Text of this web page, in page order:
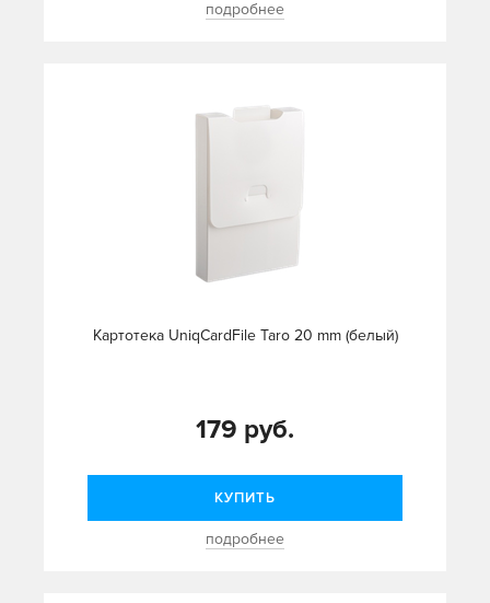
подробнее
Картотека UniqCardFile Taro 20 mm (белый)
179 руб.
КУПИТЬ
подробнее